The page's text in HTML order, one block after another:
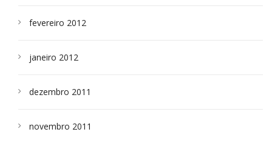
fevereiro 2012
janeiro 2012
dezembro 2011
novembro 2011